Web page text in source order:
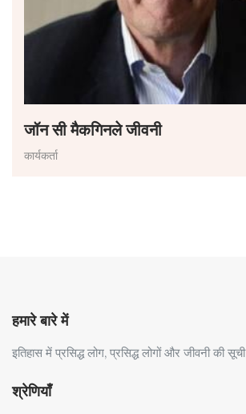
जॉन सी मैकगिनले जीवनी
कार्यकर्ता
हमारे बारे में
इतिहास में प्रसिद्ध लोग, प्रसिद्ध लोगों और जीवनी की सूची
श्रेणियाँ